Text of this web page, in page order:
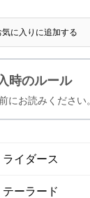
気に入りに追加する
時のルール
にお読みください。
ライダース
テーラード